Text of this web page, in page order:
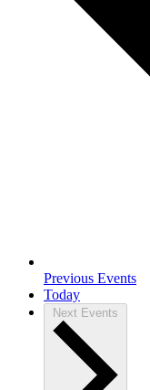
Previous Events
Today
Next Events